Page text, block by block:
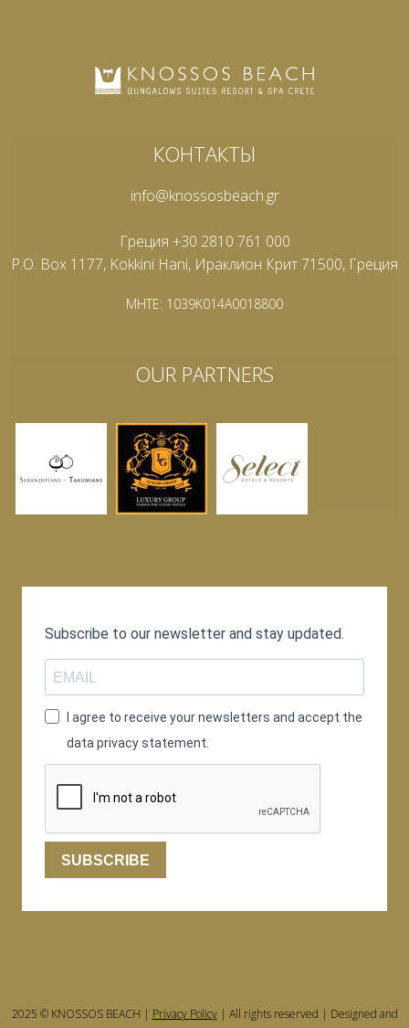
КОНТАКТЫ
info@knossosbeach.gr
Греция +30 2810 761 000
P.O. Box 1177, Kokkini Hani, Ираклион Крит 71500, Греция
MHTE: 1039K014A0018800
OUR PARTNERS
Subscribe to our newsletter and stay updated.
I agree to receive your newsletters and accept the
data privacy statement.
SUBSCRIBE
2025 © KNOSSOS BEACH | Privacy Policy| All rights reserved | Designed and